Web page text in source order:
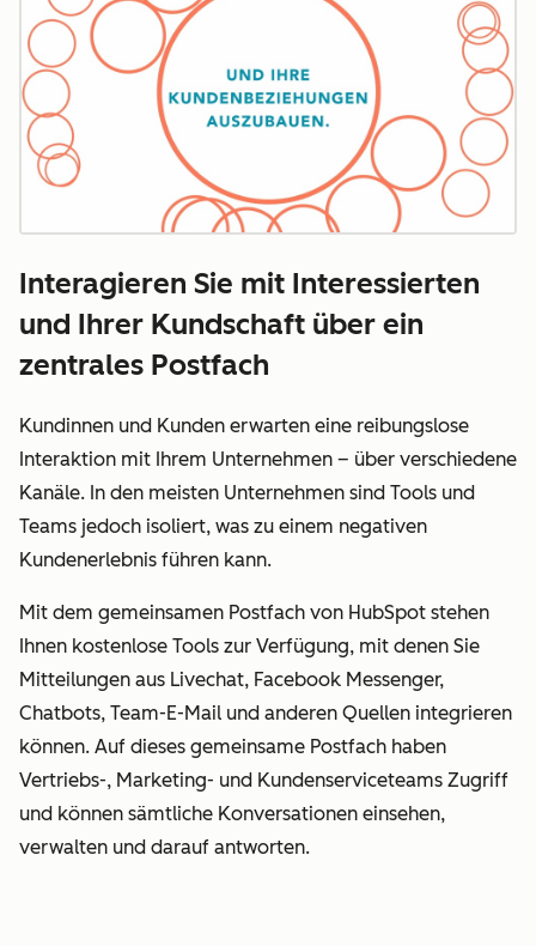
Interagieren Sie mit Interessierten
und Ihrer Kundschaft über ein
zentrales Postfach
Kundinnen und Kunden erwarten eine reibungslose
Interaktion mit Ihrem Unternehmen – über verschiedene
Kanäle. In den meisten Unternehmen sind Tools und
Teams jedoch isoliert, was zu einem negativen
Kundenerlebnis führen kann.
Mit dem gemeinsamen Postfach von HubSpot stehen
Ihnen kostenlose Tools zur Verfügung, mit denen Sie
Mitteilungen aus Livechat, Facebook Messenger,
Chatbots, Team-E-Mail und anderen Quellen integrieren
können. Auf dieses gemeinsame Postfach haben
Vertriebs-, Marketing- und Kundenserviceteams Zugriff
und können sämtliche Konversationen einsehen,
verwalten und darauf antworten.